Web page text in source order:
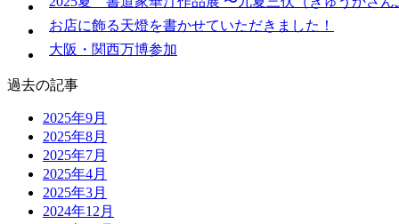
お店に飾る天燈を書かせていただきました！
大阪・関西万博参加
過去の記事
2025年9月
2025年8月
2025年7月
2025年4月
2025年3月
2024年12月